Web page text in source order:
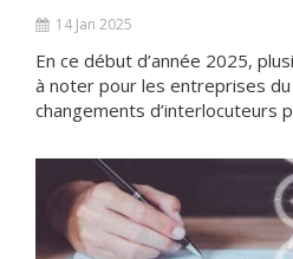
14 Jan 2025
En ce début d’année 2025,
à noter pour les entreprises
changements d’interlocuteurs